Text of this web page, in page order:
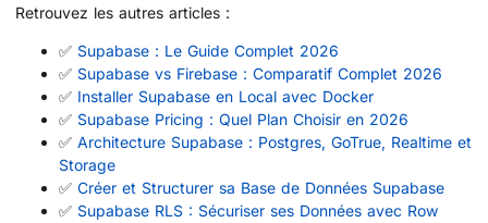
Retrouvez les autres articles :
✅ Supabase : Le Guide Complet 2026
✅ Supabase vs Firebase : Comparatif Complet 2026
✅ Installer Supabase en Local avec Docker
✅ Supabase Pricing : Quel Plan Choisir en 2026
✅ Architecture Supabase : Postgres, GoTrue, Realtime et
Storage
✅ Créer et Structurer sa Base de Données Supabase
✅ Supabase RLS : Sécuriser ses Données avec Row